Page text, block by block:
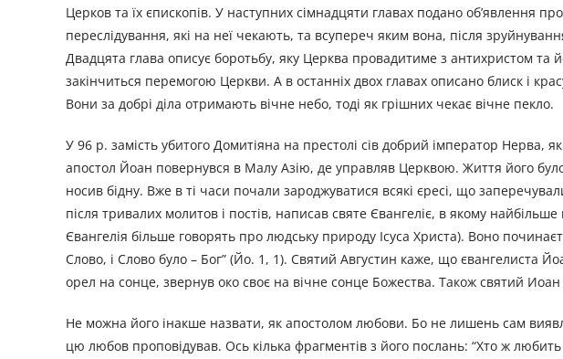
Церков та їх єпископів. У наступних сімнадцяти главах подано об’явлення
переслідування, які на неї чекають, та всупереч яким вона, після
Двадцята глава описує боротьбу, яку Церква провадитиме з антихристом та
закінчиться перемогою Церкви. А в останніх двох главах описано блиск і
Вони за добрі діла отримають вічне небо, тоді як грішних чекає вічне пекло.
У 96 р. замість убитого Домитіяна на престолі сів добрий імператор Нерва,
апостол Йоан повернувся в Малу Азію, де управляв Церквою. Життя його
носив бідну. Вже в ті часи почали зароджуватися всякі єресі, що
після тривалих молитов і постів, написав святе Євангеліє, в якому
Євангелія більше говорять про людську природу Ісуса Христа). Воно
Слово, і Слово було – Бог” (Йо. 1, 1). Святий Августин каже, що євангелиста
орел на сонце, звернув око своє на вічне сонце Божества. Також святий
Не можна його інакше назвати, як апостолом любови. Бо не лишень сам
цю любов проповідував. Ось кілька фрагментів з його послань: “Хто ж